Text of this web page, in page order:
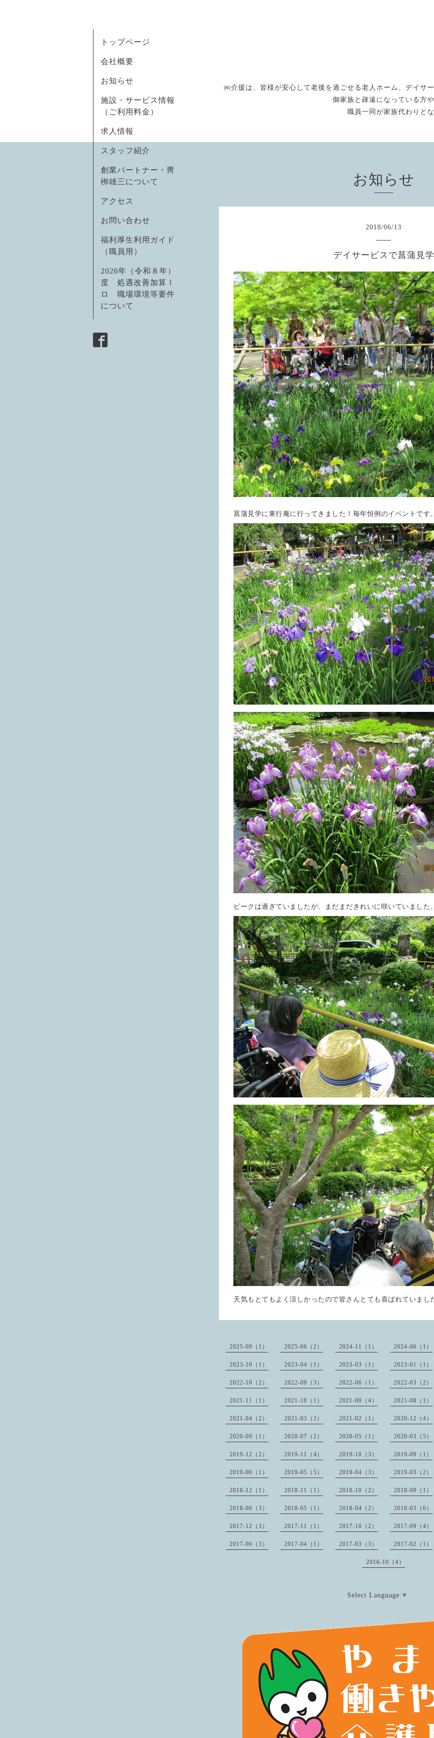
㈱介援は、皆様が安心して老後を過ごせる老人ホーム、デイサ
御家族と疎遠になっている方
職員一同が家族代わりと
トップページ
会社概要
お知らせ
施設・サービス情報
（ご利用料金）
求人情報
スタッフ紹介
創業パートナー・靑
栁雄三について
アクセス
お問い合わせ
福利厚生利用ガイド
（職員用）
2026年（令和８年）
度 処遇改善加算Ⅰ
ロ 職場環境等要件
について
お知らせ
2018/06/13
デイサービスで菖蒲見学
菖蒲見学に東行庵に行ってきました！毎年恒例のイベントです
ピークは過ぎていましたが、まだまだきれいに咲いていました
天気もとてもよく涼しかったので皆さんとても喜ばれていまし
2025-09（1） 2025-06（2） 2024-11（1） 2024-06（1）
2023-10（1） 2023-04（1） 2023-03（1） 2023-01（1）
2022-10（2） 2022-09（3） 2022-06（1） 2022-03（2）
2021-11（1） 2021-10（1） 2021-09（4） 2021-08（1）
2021-04（2） 2021-03（2） 2021-02（1） 2020-12（4）
2020-09（1） 2020-07（2） 2020-05（1） 2020-03（5）
2019-12（2） 2019-11（4） 2019-10（3） 2019-09（1）
2019-06（1） 2019-05（5） 2019-04（3） 2019-03（2）
2018-12（1） 2018-11（1） 2018-10（2） 2018-09（1）
2018-06（3） 2018-05（1） 2018-04（2） 2018-03（6）
2017-12（3） 2017-11（1） 2017-10（2） 2017-09（4）
2017-06（3） 2017-04（1） 2017-03（3） 2017-02（1）
2016-10（4）
Select Language ▼